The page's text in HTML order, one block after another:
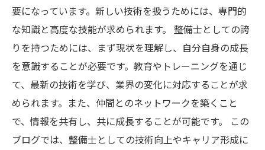
要になっています。新しい技術を扱うためには、専門的
な知識と高度な技能が求められます。 整備士としての誇
りを持つためには、まず現状を理解し、自分自身の成長
を意識することが必要です。教育やトレーニングを通じ
て、最新の技術を学び、業界の変化に対応することが求
められます。また、仲間とのネットワークを築くこと
で、情報を共有し、共に成長することが可能です。 この
ブログでは、整備士としての技術向上やキャリア形成に